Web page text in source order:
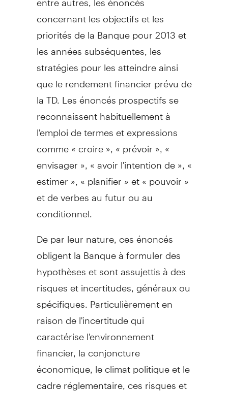
concernant les objectifs et les
priorités de la Banque pour 2013 et
les années subséquentes, les
stratégies pour les atteindre ainsi
que le rendement financier prévu de
la TD. Les énoncés prospectifs se
reconnaissent habituellement à
l'emploi de termes et expressions
comme « croire », « prévoir », «
envisager », « avoir l'intention de », «
estimer », « planifier » et « pouvoir »
et de verbes au futur ou au
conditionnel.
De par leur nature, ces énoncés
obligent la Banque à formuler des
hypothèses et sont assujettis à des
risques et incertitudes, généraux ou
spécifiques. Particulièrement en
raison de l'incertitude qui
caractérise l'environnement
financier, la conjoncture
économique, le climat politique et le
cadre réglementaire, ces risques et